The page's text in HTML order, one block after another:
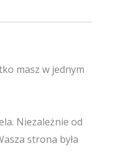
masz w jednym
Niezależnie od
strona była